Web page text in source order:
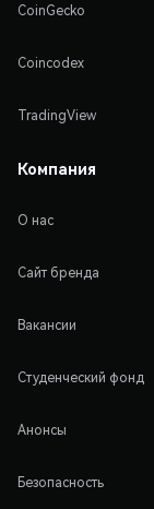
CoinGecko
Coincodex
TradingView
Компания
О нас
Сайт бренда
Вакансии
Студенческий фонд
Анонсы
Безопасность